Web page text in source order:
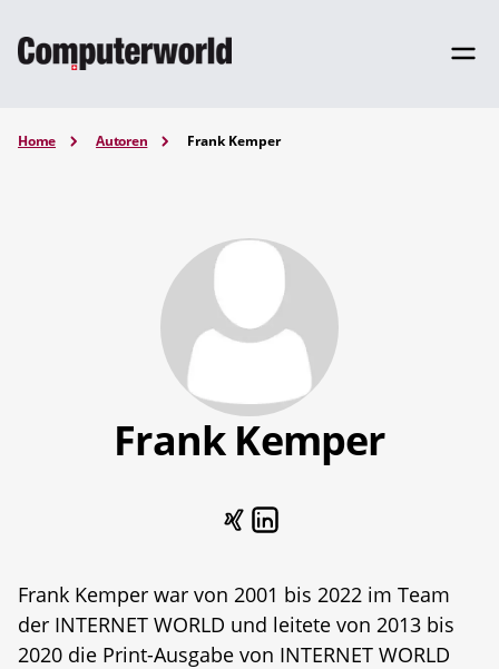
Home Autoren Frank Kemper
Frank Kemper
Frank Kemper war von 2001 bis 2022 im Team
der INTERNET WORLD und leitete von 2013 bis
2020 die Print-Ausgabe von INTERNET WORLD